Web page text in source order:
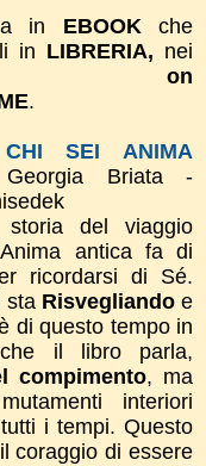
in EBOOKche
in LIBRERIA, nei
on
.
CHI SEI ANIMA
Briata -
del viaggio
antica fa di
ricordarsi di Sé.
sta Risvegliandoe
di questo tempo in
il libro parla,
compimento, ma
interiori
i tempi. Questo
coraggio di essere